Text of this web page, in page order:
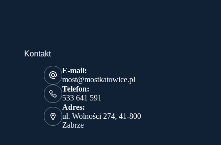
Kontakt
E-mail:
most@mostkatowice.pl
Telefon:
533 641 591
Adres:
ul. Wolności 274, 41-800
Zabrze